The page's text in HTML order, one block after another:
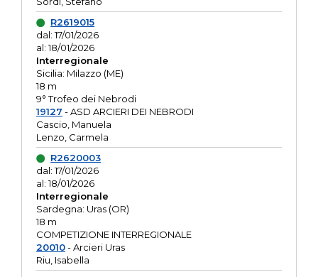
R2619015
dal: 17/01/2026
al: 18/01/2026
Interregionale
Sicilia: Milazzo (ME)
18 m
9° Trofeo dei Nebrodi
19127 - ASD ARCIERI DEI NEBRODI
Cascio, Manuela
Lenzo, Carmela
R2620003
dal: 17/01/2026
al: 18/01/2026
Interregionale
Sardegna: Uras (OR)
18 m
COMPETIZIONE INTERREGIONALE
20010- Arcieri Uras
Riu, Isabella